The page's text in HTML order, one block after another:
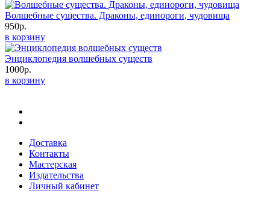
Волшебные существа. Драконы, единороги, чудовища
950р.
в корзину
Энциклопедия волшебных существ
1000р.
в корзину
Доставка
Контакты
Мастерская
Издательства
Личный кабинет